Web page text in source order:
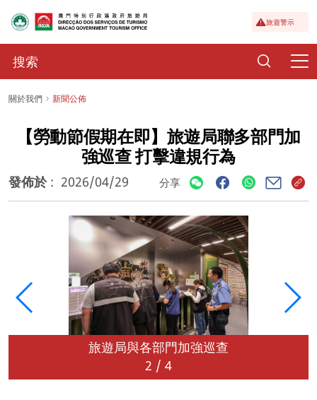
旅遊警示
關於我們 新聞公佈
【勞動節假期在即】旅遊局聯多部門加
強巡查 打擊違規行為
發佈於 : 2026/04/29 分享
旅遊局與各部門加強巡查
2 / 4